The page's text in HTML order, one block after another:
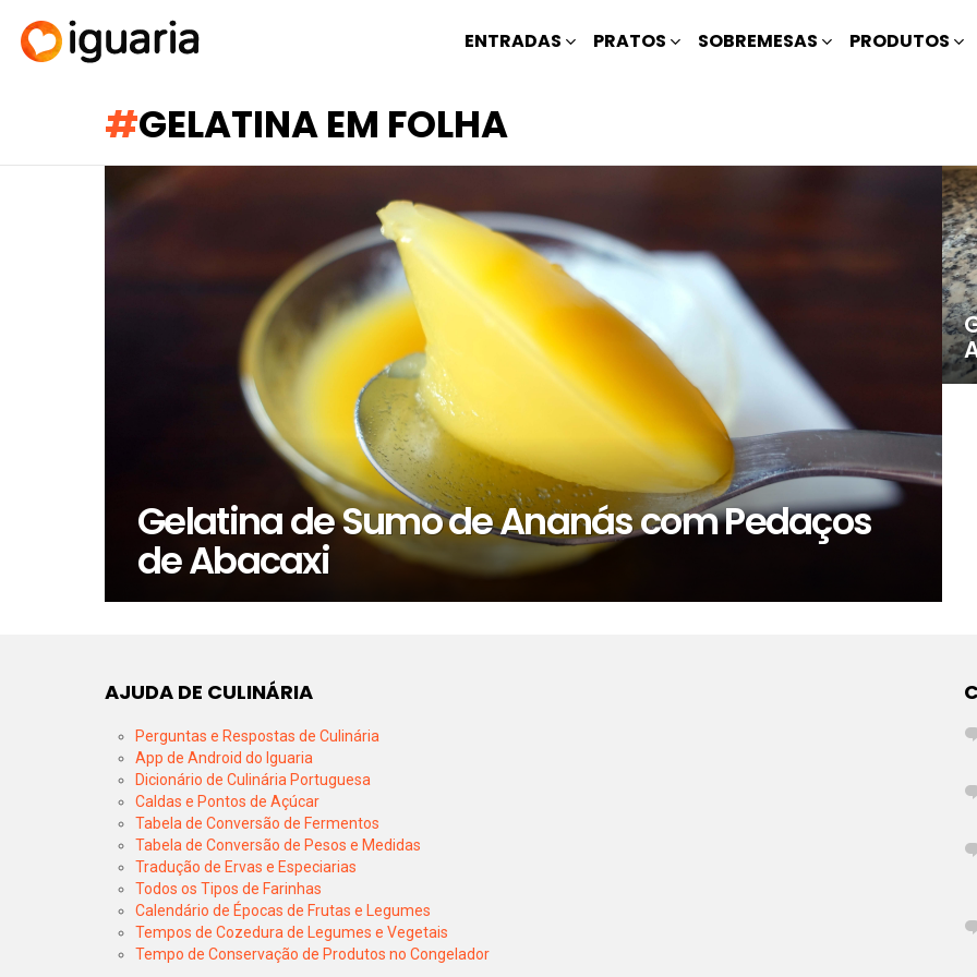
ENTRADAS PRATOS SOBREMESAS PRODUTOS
GELATINA EM FOLHA
RECOMENDADOS
Gelatina de Sumo de Ananás com Pedaços
de Abacaxi
AJUDA DE CULINÁRIA
Perguntas e Respostas de Culinária
App de Android do Iguaria
Dicionário de Culinária Portuguesa
Caldas e Pontos de Açúcar
Tabela de Conversão de Fermentos
Tabela de Conversão de Pesos e Medidas
Tradução de Ervas e Especiarias
Todos os Tipos de Farinhas
Calendário de Épocas de Frutas e Legumes
Tempos de Cozedura de Legumes e Vegetais
Tempo de Conservação de Produtos no Congelador